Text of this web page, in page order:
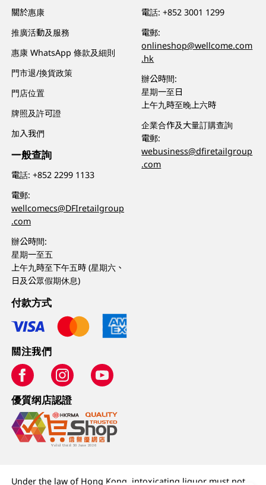
關於惠康
推廣活動及服務
惠康 WhatsApp 條款及細則
門市退/換貨政策
門店位置
牌照及許可證
加入我們
一般查詢
電話:+852 2299 1133
電郵:
wellcomecs@DFIretailgroup
.com
辦公時間:
星期一至五
上午九時至下午五時 (星期六、
日及公眾假期休息)
電話:+852 3001 1299
電郵:
onlineshop@wellcome.com
.hk
辦公時間:
星期一至日
上午九時至晚上六時
企業合作及大量訂購查詢
電郵:
webusiness@dfiretailgroup
.com
付款方式
關注我們
優質纲店認證
Under the law of Hong Kong, intoxicating liquor must not